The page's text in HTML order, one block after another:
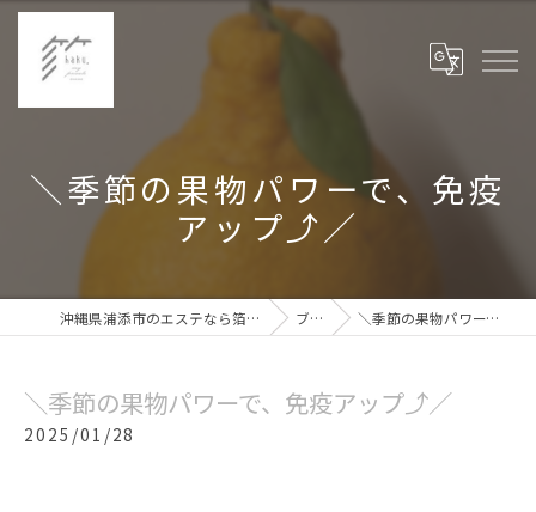
＼季節の果物パワーで、免疫
アップ⤴︎／
沖縄県浦添市のエステなら箔haku,private my room ブログ ＼季節の果物パワーで、免疫アップ⤴︎／
＼季節の果物パワーで、免疫アップ⤴︎／
2025/01/28